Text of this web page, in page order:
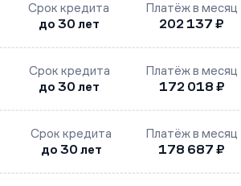
Срок кредита
до 30 лет
Платёж в месяц
202 137 ₽
Срок кредита
до 30 лет
Платёж в месяц
172 018 ₽
Срок кредита
до 30 лет
Платёж в месяц
178 687 ₽